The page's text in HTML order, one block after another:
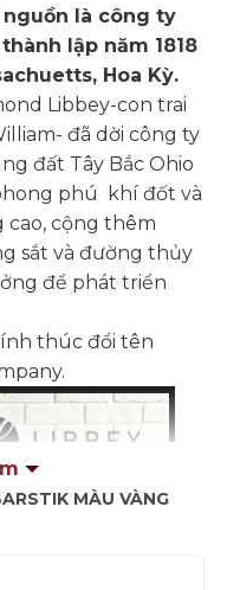
là công ty
lập năm 1818
Hoa Kỳ.
Libbey-con trai
đã dời công ty
đất Tây Bắc Ohio
phú khí đốt và
cộng thêm
sắt và đường thủy
để phát triển
thúc đổi tên
MÀU VÀNG